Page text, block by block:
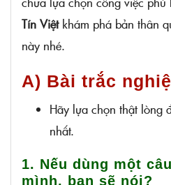
Tín Việt khám phá bản thân
này nhé.
A) Bài trắc
Hãy lựa chọn thật lòng
nhất.
1. Nếu dùng một
mình, bạn sẽ nói?